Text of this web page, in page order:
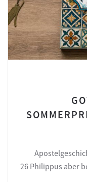
26 Philippus aber